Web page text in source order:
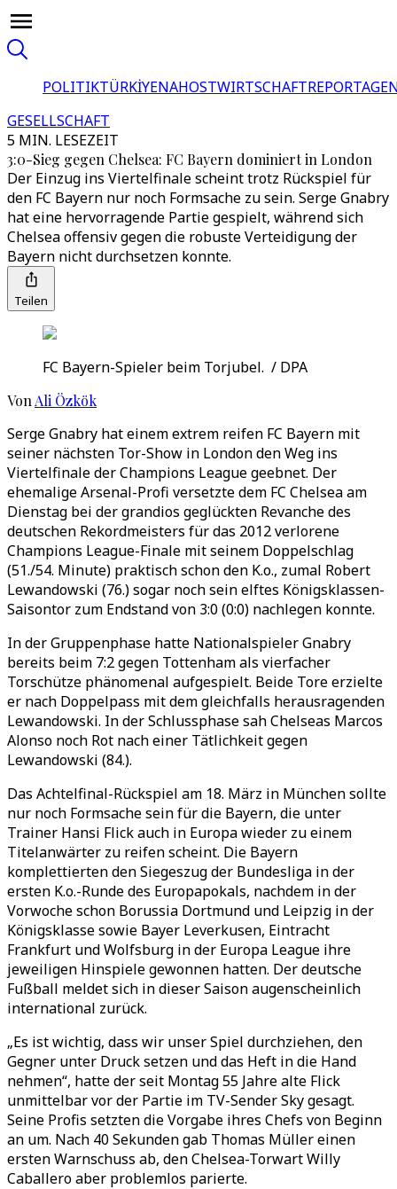
POLITIKTÜRKİYENAHOSTWIRTSCHAFT
GESELLSCHAFT
5 MIN. LESEZEIT
3:0-Sieg gegen Chelsea: FC Bayern dominiert in London
Der Einzug ins Viertelfinale scheint trotz Rückspiel für
den FC Bayern nur noch Formsache zu sein. Serge Gnabry
hat eine hervorragende Partie gespielt, während sich
Chelsea offensiv gegen die robuste Verteidigung der
Bayern nicht durchsetzen konnte.
Teilen
FC Bayern-Spieler beim Torjubel. / DPA
Von Ali Özkök
Serge Gnabry hat einem extrem reifen FC Bayern mit
seiner nächsten Tor-Show in London den Weg ins
Viertelfinale der Champions League geebnet. Der
ehemalige Arsenal-Profi versetzte dem FC Chelsea am
Dienstag bei der grandios geglückten Revanche des
deutschen Rekordmeisters für das 2012 verlorene
Champions League-Finale mit seinem Doppelschlag
(51./54. Minute) praktisch schon den K.o., zumal Robert
Lewandowski (76.) sogar noch sein elftes Königsklassen-
Saisontor zum Endstand von 3:0 (0:0) nachlegen konnte.
In der Gruppenphase hatte Nationalspieler Gnabry
bereits beim 7:2 gegen Tottenham als vierfacher
Torschütze phänomenal aufgespielt. Beide Tore erzielte
er nach Doppelpass mit dem gleichfalls herausragenden
Lewandowski. In der Schlussphase sah Chelseas Marcos
Alonso noch Rot nach einer Tätlichkeit gegen
Lewandowski (84.).
Das Achtelfinal-Rückspiel am 18. März in München sollte
nur noch Formsache sein für die Bayern, die unter
Trainer Hansi Flick auch in Europa wieder zu einem
Titelanwärter zu reifen scheint. Die Bayern
komplettierten den Siegeszug der Bundesliga in der
ersten K.o.-Runde des Europapokals, nachdem in der
Vorwoche schon Borussia Dortmund und Leipzig in der
Königsklasse sowie Bayer Leverkusen, Eintracht
Frankfurt und Wolfsburg in der Europa League ihre
jeweiligen Hinspiele gewonnen hatten. Der deutsche
Fußball meldet sich in dieser Saison augenscheinlich
international zurück.
„Es ist wichtig, dass wir unser Spiel durchziehen, den
Gegner unter Druck setzen und das Heft in die Hand
nehmen“, hatte der seit Montag 55 Jahre alte Flick
unmittelbar vor der Partie im TV-Sender Sky gesagt.
Seine Profis setzten die Vorgabe ihres Chefs von Beginn
an um. Nach 40 Sekunden gab Thomas Müller einen
ersten Warnschuss ab, den Chelsea-Torwart Willy
Caballero aber problemlos parierte.